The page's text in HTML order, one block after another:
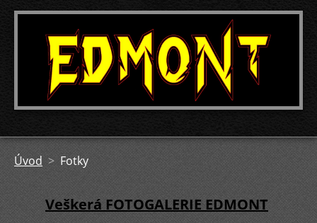
Úvod > Fotky
Veškerá FOTOGALERIE EDMONT